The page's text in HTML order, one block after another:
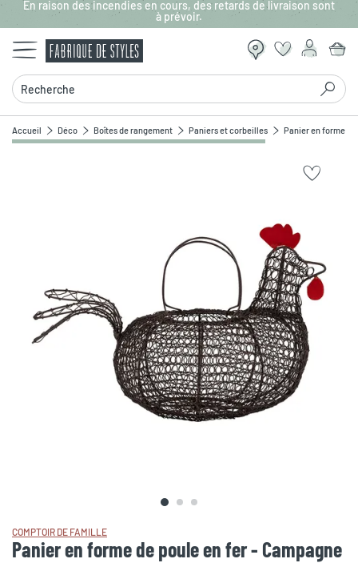
Aller au contenu principal
En raison des incendies en cours, des retards de livraison sont
à prévoir.
Recherche
Accueil Déco Boîtes de rangement Paniers et corbeilles Panier en forme
Zoomer sur l'image
COMPTOIR DE FAMILLE
Panier en forme de poule en fer - Campagne